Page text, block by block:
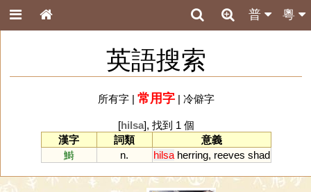
粵
普
英語搜索
所有字| 常用字| 冷僻字
[hilsa], 找到 1 個
漢字
詞類
意義
鰣
n. hilsa herring, reeves shad